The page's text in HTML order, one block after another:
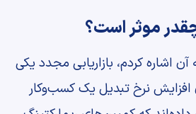
موثر است؟
اشاره کردم، بازاریابی مجدد یکی
افزایش نرخ تبدیل یک کسب‌وکار